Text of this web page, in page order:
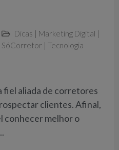
Dicas | Marketing Digital |
SóCorretor |Tecnologia
fiel aliada de corretores
clientes. Afinal,
conhecer melhor o